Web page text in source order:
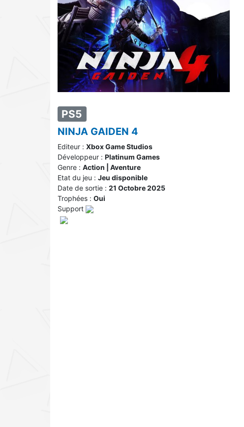
PS5
NINJA GAIDEN 4
Editeur : Xbox Game Studios
Développeur : Platinum Games
Genre : Action | Aventure
Etat du jeu : Jeu disponible
Date de sortie : 21 Octobre 2025
Trophées : Oui
Support